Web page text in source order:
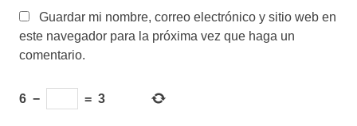
Guardar mi nombre, correo electrónico y sitio web en
este navegador para la próxima vez que haga un
comentario.
6 − = 3